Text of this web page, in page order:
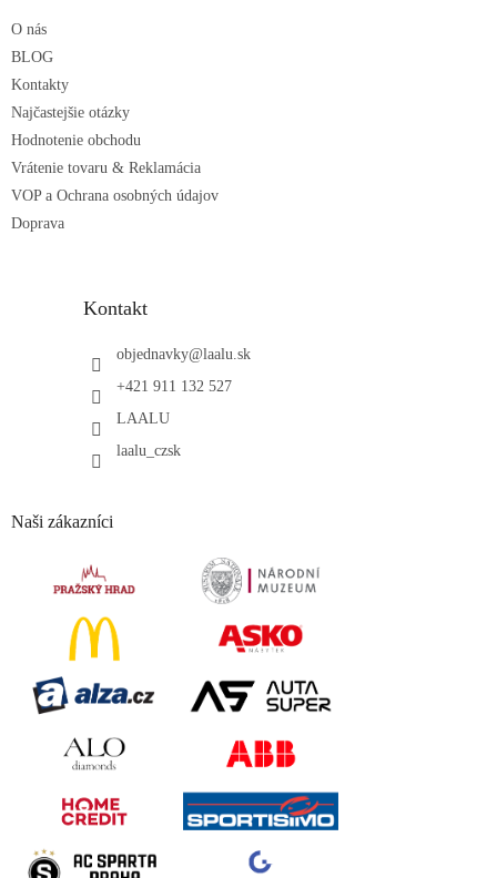
O nás
BLOG
Kontakty
Najčastejšie otázky
Hodnotenie obchodu
Vrátenie tovaru & Reklamácia
VOP a Ochrana osobných údajov
Doprava
Kontakt
objednavky@laalu.sk
+421 911 132 527
LAALU
laalu_czsk
Naši zákazníci